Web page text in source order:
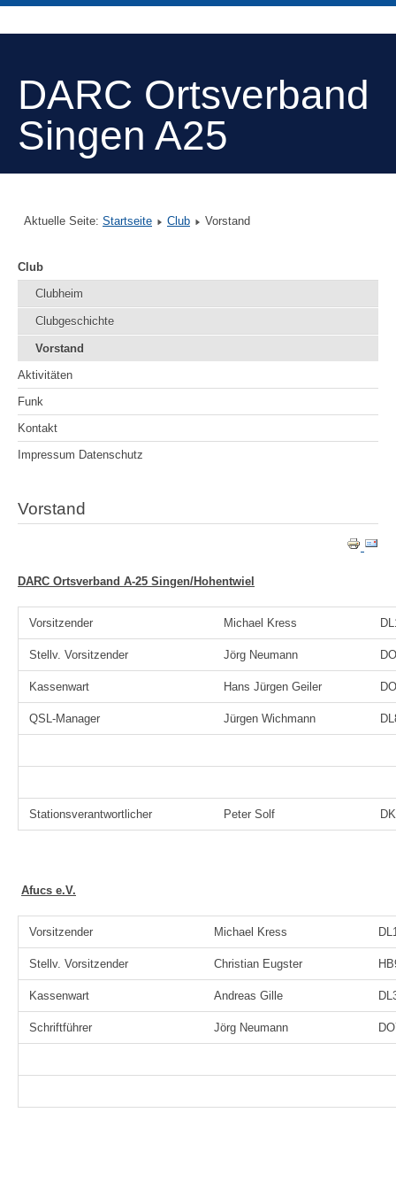
DARC Ortsverband
Singen A25
Aktuelle Seite: Startseite Club Vorstand
Club
Clubheim
Clubgeschichte
Vorstand
Aktivitäten
Funk
Kontakt
Impressum Datenschutz
Vorstand
DARC Ortsverband A-25 Singen/Hohentwiel
Vorsitzender Michael Kress
Stellv. Vorsitzender Jörg Neumann
Kassenwart Hans Jürgen Geiler
QSL-Manager Jürgen Wichmann
Stationsverantwortlicher Peter Solf
Afucs e.V.
Vorsitzender Michael Kress
Stellv. Vorsitzender Christian Eugster
Kassenwart Andreas Gille
Schriftführer Jörg Neumann